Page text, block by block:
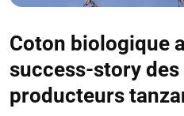
Coton biologique
success-story
producteurs